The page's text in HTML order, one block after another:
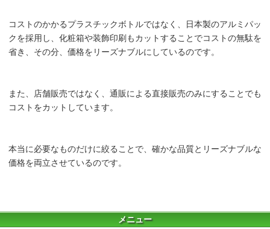
コストのかかるプラスチックボトルではなく、日本製のアルミパッ
クを採用し、化粧箱や装飾印刷もカットすることでコストの無駄を
省き、その分、価格をリーズナブルにしているのです。
また、店舗販売ではなく、通販による直接販売のみにすることでも
コストをカットしています。
本当に必要なものだけに絞ることで、確かな品質とリーズナブルな
価格を両立させているのです。
メニュー